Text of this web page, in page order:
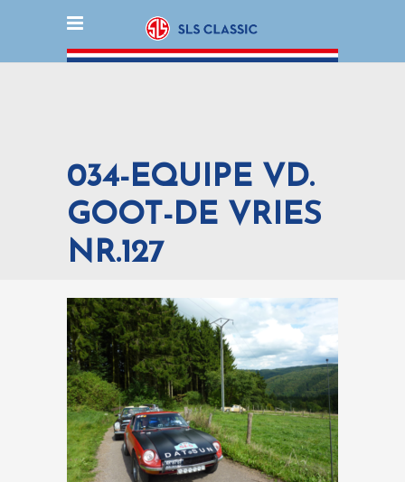
034-EQUIPE VD.
GOOT-DE VRIES
NR.127